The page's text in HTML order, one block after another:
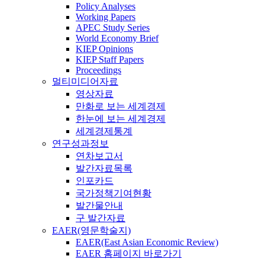
Policy Analyses
Working Papers
APEC Study Series
World Economy Brief
KIEP Opinions
KIEP Staff Papers
Proceedings
멀티미디어자료
영상자료
만화로 보는 세계경제
한눈에 보는 세계경제
세계경제통계
연구성과정보
연차보고서
발간자료목록
인포카드
국가정책기여현황
발간물안내
구 발간자료
EAER(영문학술지)
EAER(East Asian Economic Review)
EAER 홈페이지 바로가기